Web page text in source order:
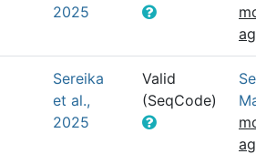
2025
Sereika
et al.,
2025
Valid
(SeqCode)